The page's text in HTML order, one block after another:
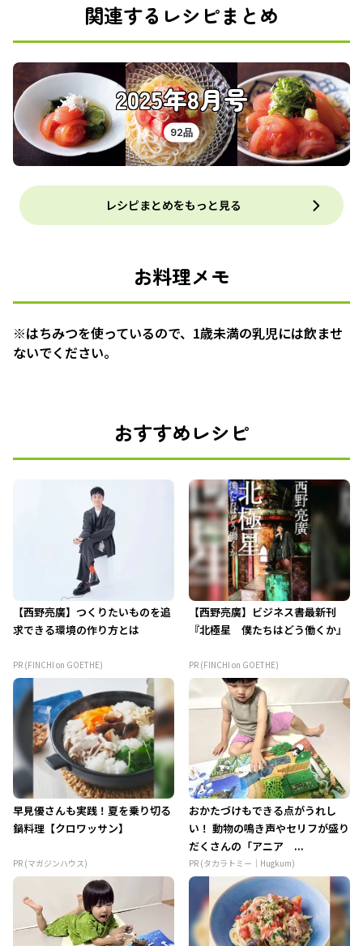
関連するレシピまとめ
2025年8月号
92品
レシピまとめをもっと見る
お料理メモ
※はちみつを使っているので、1歳未満の乳児には飲ませ
ないでください。
おすすめレシピ
【西野亮廣】つくりたいものを追
求できる環境の作り方とは
PR (FINCHI on GOETHE)
【西野亮廣】ビジネス書最新刊
『北極星 僕たちはどう働くか』
PR (FINCHI on GOETHE)
早見優さんも実践！夏を乗り切る
鍋料理【クロワッサン】
PR (マガジンハウス)
おかたづけもできる点がうれし
い！ 動物の鳴き声やセリフが盛り
だくさんの「アニア ...
PR (タカラトミー｜Hugkum)